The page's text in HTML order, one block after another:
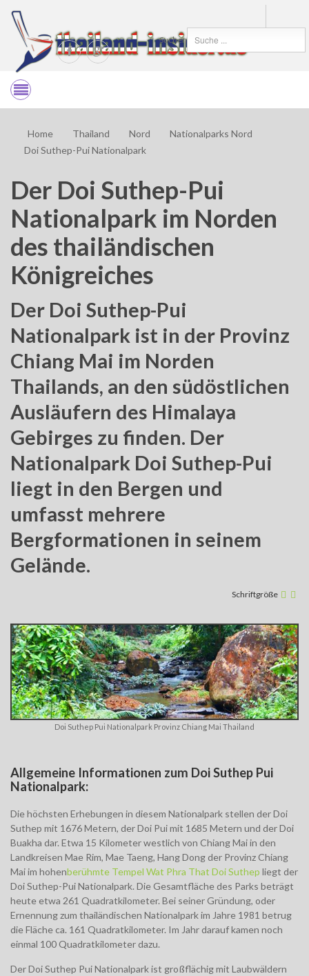
Suchen
Home Thailand Nord
Nationalparks Nord
Doi Suthep-Pui Nationalpark
Der Doi Suthep-Pui
Nationalpark im Norden
des thailändischen
Königreiches
Der Doi Suthep-Pui
Nationalpark ist in der Provinz
Chiang Mai im Norden
Thailands, an den südöstlichen
Ausläufern des Himalaya
Gebirges zu finden. Der
Nationalpark Doi Suthep-Pui
liegt in den Bergen und
umfasst mehrere
Bergformationen in seinem
Gelände.
Schriftgröße
Doi Suthep Pui Nationalpark Provinz Chiang Mai Thailand
Allgemeine Informationen zum Doi Suthep Pui
Nationalpark:
Die höchsten Erhebungen in diesem Nationalpark stellen der Doi
Suthep mit 1676 Metern, der Doi Pui mit 1685 Metern und der Doi
Buakha dar. Etwa 15 Kilometer westlich von Chiang Mai in den
Landkreisen Mae Rim, Mae Taeng, Hang Dong der Provinz Chiang
Mai im hohenberühmte Tempel Wat Phra That Doi Suthep liegt der
Doi Suthep-Pui Nationalpark. Die Gesamtfläche des Parks beträgt
heute etwa 261 Quadratkilometer. Bei seiner Gründung, oder
Ernennung zum thailändischen Nationalpark im Jahre 1981 betrug
die Fläche ca. 161 Quadratkilometer. Im Jahr darauf kamen noch
einmal 100 Quadratkilometer dazu.
Der Doi Suthep Pui Nationalpark ist großflächig mit Laubwäldern